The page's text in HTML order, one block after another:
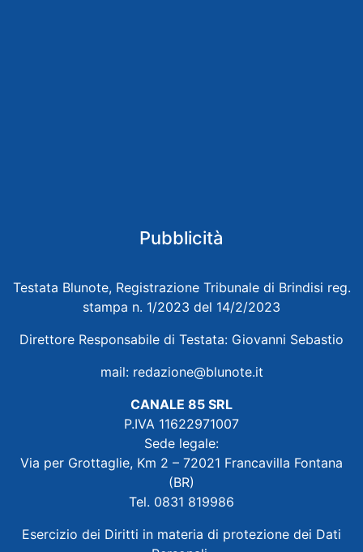
Pubblicità
Testata Blunote, Registrazione Tribunale di Brindisi reg.
stampa n. 1/2023 del 14/2/2023
Direttore Responsabile di Testata: Giovanni Sebastio
mail: redazione@blunote.it
CANALE 85 SRL
P.IVA 11622971007
Sede legale:
Via per Grottaglie, Km 2 – 72021 Francavilla Fontana
(BR)
Tel. 0831 819986
Esercizio dei Diritti in materia di protezione dei Dati